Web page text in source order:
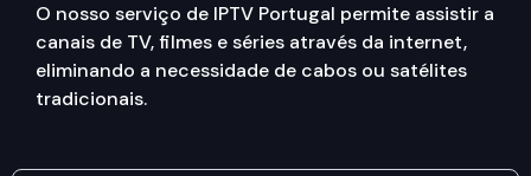
O nosso serviço de IPTV Portugal permite assistir a
canais de TV, filmes e séries através da internet,
eliminando a necessidade de cabos ou satélites
tradicionais.